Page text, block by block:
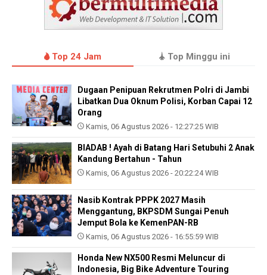
Top 24 Jam Top Minggu ini
Dugaan Penipuan Rekrutmen Polri di Jambi
Libatkan Dua Oknum Polisi, Korban Capai 12
Orang
Kamis, 06 Agustus 2026 - 12:27:25 WIB
BIADAB ! Ayah di Batang Hari Setubuhi 2 Anak
Kandung Bertahun - Tahun
Kamis, 06 Agustus 2026 - 20:22:24 WIB
Nasib Kontrak PPPK 2027 Masih
Menggantung, BKPSDM Sungai Penuh
Jemput Bola ke KemenPAN-RB
Kamis, 06 Agustus 2026 - 16:55:59 WIB
Honda New NX500 Resmi Meluncur di
Indonesia, Big Bike Adventure Touring